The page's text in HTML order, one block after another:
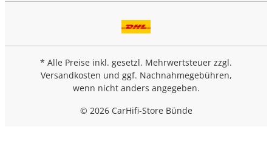
* Alle Preise inkl. gesetzl. Mehrwertsteuer zzgl.
Versandkosten und ggf. Nachnahmegebühren,
wenn nicht anders angegeben.
© 2026 CarHifi-Store Bünde